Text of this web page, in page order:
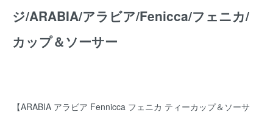
ジ/ARABIA/アラビア/Fenicca/フェニカ/
カップ＆ソーサー
【ARABIA アラビア Fennicca フェニカ ティーカップ＆ソーサ